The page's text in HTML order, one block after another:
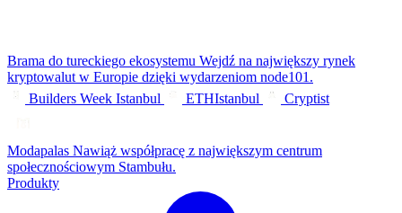
Brama do tureckiego ekosystemu Wejdź na największy rynek
kryptowalut w Europie dzięki wydarzeniom node101.
Builders Week Istanbul
ETHIstanbul Cryptist
Modapalas Nawiąż współpracę z największym centrum
społecznościowym Stambułu.
Produkty